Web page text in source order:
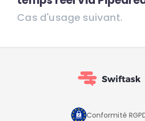
Cas d'usage suivant.
Conformité